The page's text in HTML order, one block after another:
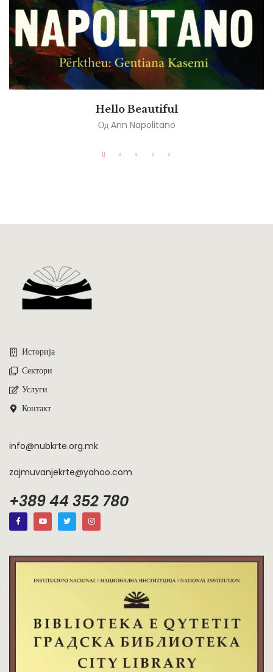
Hello Beautiful
Од Ann Napolitano
Историја
Сектори
Услуги
Контакт
info@nubkrte.org.mk
zajmuvanjekrte@yahoo.com
+389 44 352 780